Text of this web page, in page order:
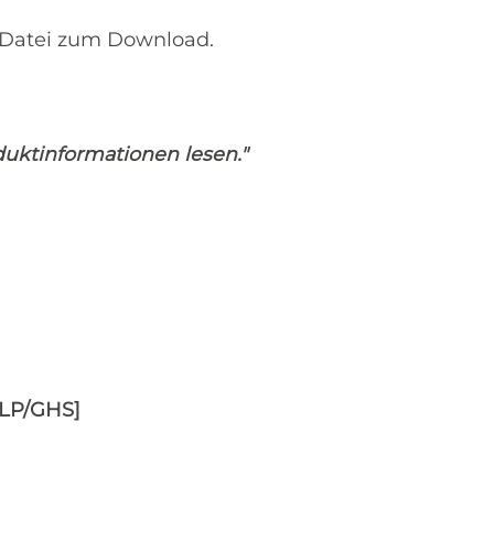
zum Download.
lesen."
GHS]